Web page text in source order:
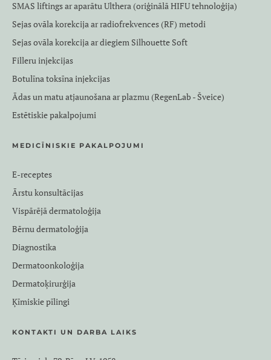
SMAS liftings ar aparātu Ulthera (oriģinālā HIFU tehnoloģija)
Sejas ovāla korekcija ar radiofrekvences (RF) metodi
Sejas ovāla korekcija ar diegiem Silhouette Soft
Filleru injekcijas
Botulīna toksīna injekcijas
Ādas un matu atjaunošana ar plazmu (RegenLab - Šveice)
Estētiskie pakalpojumi
MEDICĪNISKIE PAKALPOJUMI
E-receptes
Ārstu konsultācijas
Vispārējā dermatoloģija
Bērnu dermatoloģija
Diagnostika
Dermatoonkoloģija
Dermatoķirurģija
Ķīmiskie pīlingi
KONTAKTI UN DARBA LAIKS